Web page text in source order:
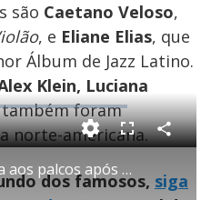
são Caetano Veloso,
, e Eliane Elias, que
Álbum de Jazz Latino.
Klein, Luciana
foram
norte-americana.
Justin Bieber volta aos palcos após três anos com show no Grammy 2026
F
l
s
c
C
o
a
r
dos famosos, siga